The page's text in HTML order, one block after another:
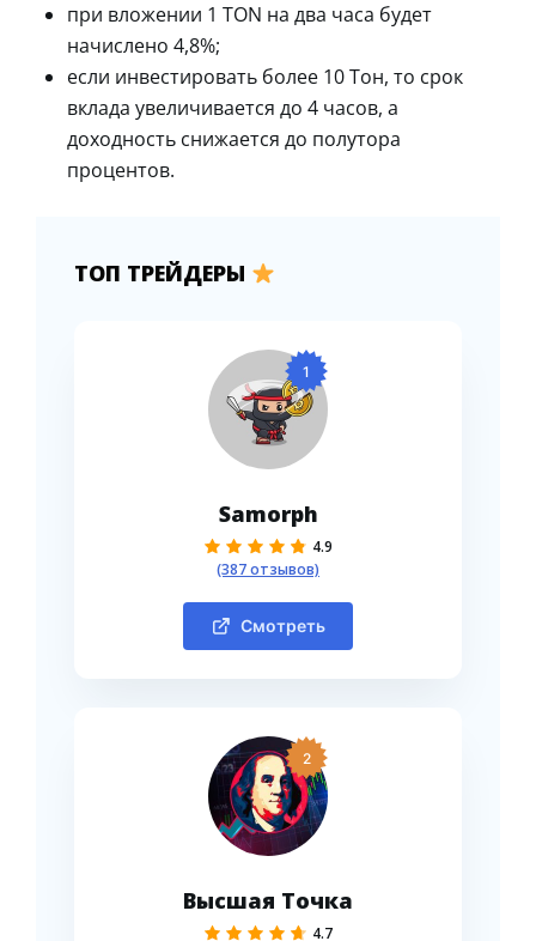
при вложении 1 TON на два часа будет
начислено 4,8%;
если инвестировать более 10 Тон, то срок
вклада увеличивается до 4 часов, а
доходность снижается до полутора
процентов.
ТОП ТРЕЙДЕРЫ
1
Samorph
4.9
(387 отзывов)
Смотреть
2
Высшая Точка
4.7